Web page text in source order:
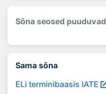
Sõna seosed puuduvad
Sama sõna
ELi terminibaasis IATE